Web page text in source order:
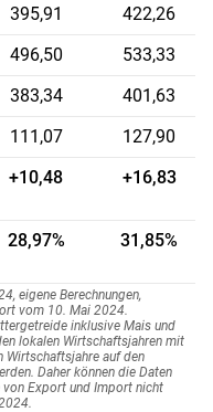
395,91
422,26
496,50
533,33
383,34
401,63
111,07
127,90
+10,48 +16,83
28,97% 31,85%
eigene Berechnungen,
vom 10. Mai 2024.
inklusive Mais und
lokalen Wirtschaftsjahren mit
Wirtschaftsjahre auf den
Daher können die Daten
Export und Import nicht